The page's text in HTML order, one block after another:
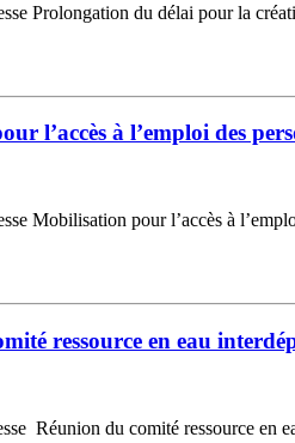
Prolongation du délai pour la
l’accès à l’emploi des
Mobilisation pour l’accès à
ressource en eau
Réunion du comité ressource en